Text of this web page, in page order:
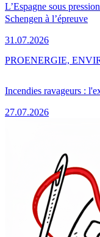
L’Espagne sous
Schengen à l’épreuve
31.07.2026
Incendies ravageurs :
27.07.2026
PROENERGIE,